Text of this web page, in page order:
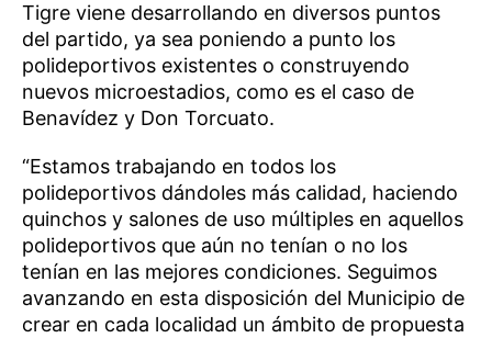
Tigre viene desarrollando en diversos puntos
del partido, ya sea poniendo a punto los
polideportivos existentes o construyendo
nuevos microestadios, como es el caso de
Benavídez y Don Torcuato.
“Estamos trabajando en todos los
polideportivos dándoles más calidad, haciendo
quinchos y salones de uso múltiples en aquellos
polideportivos que aún no tenían o no los
tenían en las mejores condiciones. Seguimos
avanzando en esta disposición del Municipio de
crear en cada localidad un ámbito de propuesta